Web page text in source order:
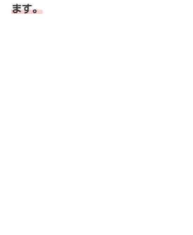
ます。